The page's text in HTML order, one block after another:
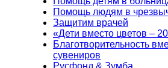
Помощь людям в
Защитим врачей
«Дети вместо цветов –
Благотворительность
сувениров
Русфонд & Зумба